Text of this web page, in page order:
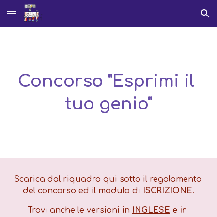
Skip to main content Skip to navigation
Concorso "Esprimi il
tuo genio"
Scarica dal riquadro qui sotto il regolamento
del concorso ed il modulo di ISCRIZIONE.
Trovi anche le versioni in INGLESE